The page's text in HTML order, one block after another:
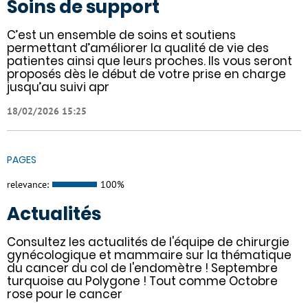
Soins de support
C’est un ensemble de soins et soutiens
permettant d’améliorer la qualité de vie des
patientes ainsi que leurs proches. Ils vous seront
proposés dès le début de votre prise en charge
jusqu’au suivi apr
18/02/2026 15:25
PAGES
relevance: 100%
Actualités
Consultez les actualités de l'équipe de chirurgie
gynécologique et mammaire sur la thématique
du cancer du col de l'endomètre ! Septembre
turquoise au Polygone ! Tout comme Octobre
rose pour le cancer